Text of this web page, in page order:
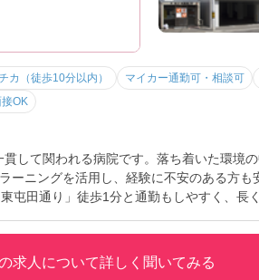
カ（徒歩10分以内） マイカー通勤可・相談可
OK
して関われる病院です。落ち着いた環境
ニングを活用し、経験に不安のある方も
屯田通り」徒歩1分と通勤もしやすく、長
求人について詳しく聞いてみる